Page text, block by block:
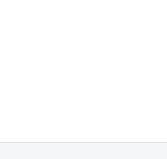
NEWS